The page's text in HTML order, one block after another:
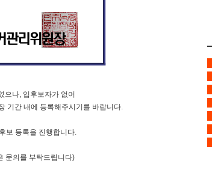
으나, 입후보자가 없어
기간 내에 등록해주시기를 바랍니다.
보 등록을 진행합니다.
문의를 부탁드립니다)